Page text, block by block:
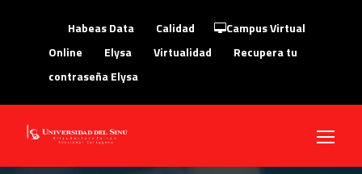
Campus Virtual
Habeas Data
Calidad
Online
Elysa Virtualidad
Recupera tu
contraseña Elysa